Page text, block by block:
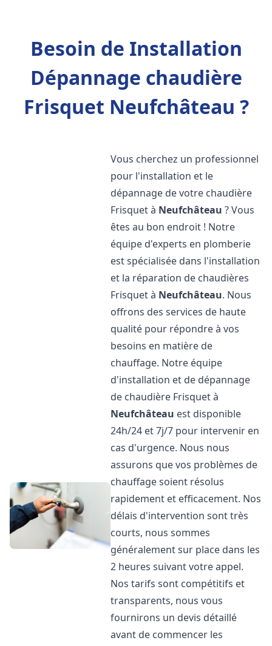
Besoin de Installation
Dépannage chaudière
Frisquet Neufchâteau ?
Vous cherchez un professionnel
pour l'installation et le
dépannage de votre chaudière
Frisquet à Neufchâteau ? Vous
êtes au bon endroit ! Notre
équipe d'experts en plomberie
est spécialisée dans l'installation
et la réparation de chaudières
Frisquet à Neufchâteau. Nous
offrons des services de haute
qualité pour répondre à vos
besoins en matière de
chauffage. Notre équipe
d'installation et de dépannage
de chaudière Frisquet à
Neufchâteau est disponible
24h/24 et 7j/7 pour intervenir en
cas d'urgence. Nous nous
assurons que vos problèmes de
chauffage soient résolus
rapidement et efficacement. Nos
délais d'intervention sont très
courts, nous sommes
généralement sur place dans les
2 heures suivant votre appel.
Nos tarifs sont compétitifs et
transparents, nous vous
fournirons un devis détaillé
avant de commencer les